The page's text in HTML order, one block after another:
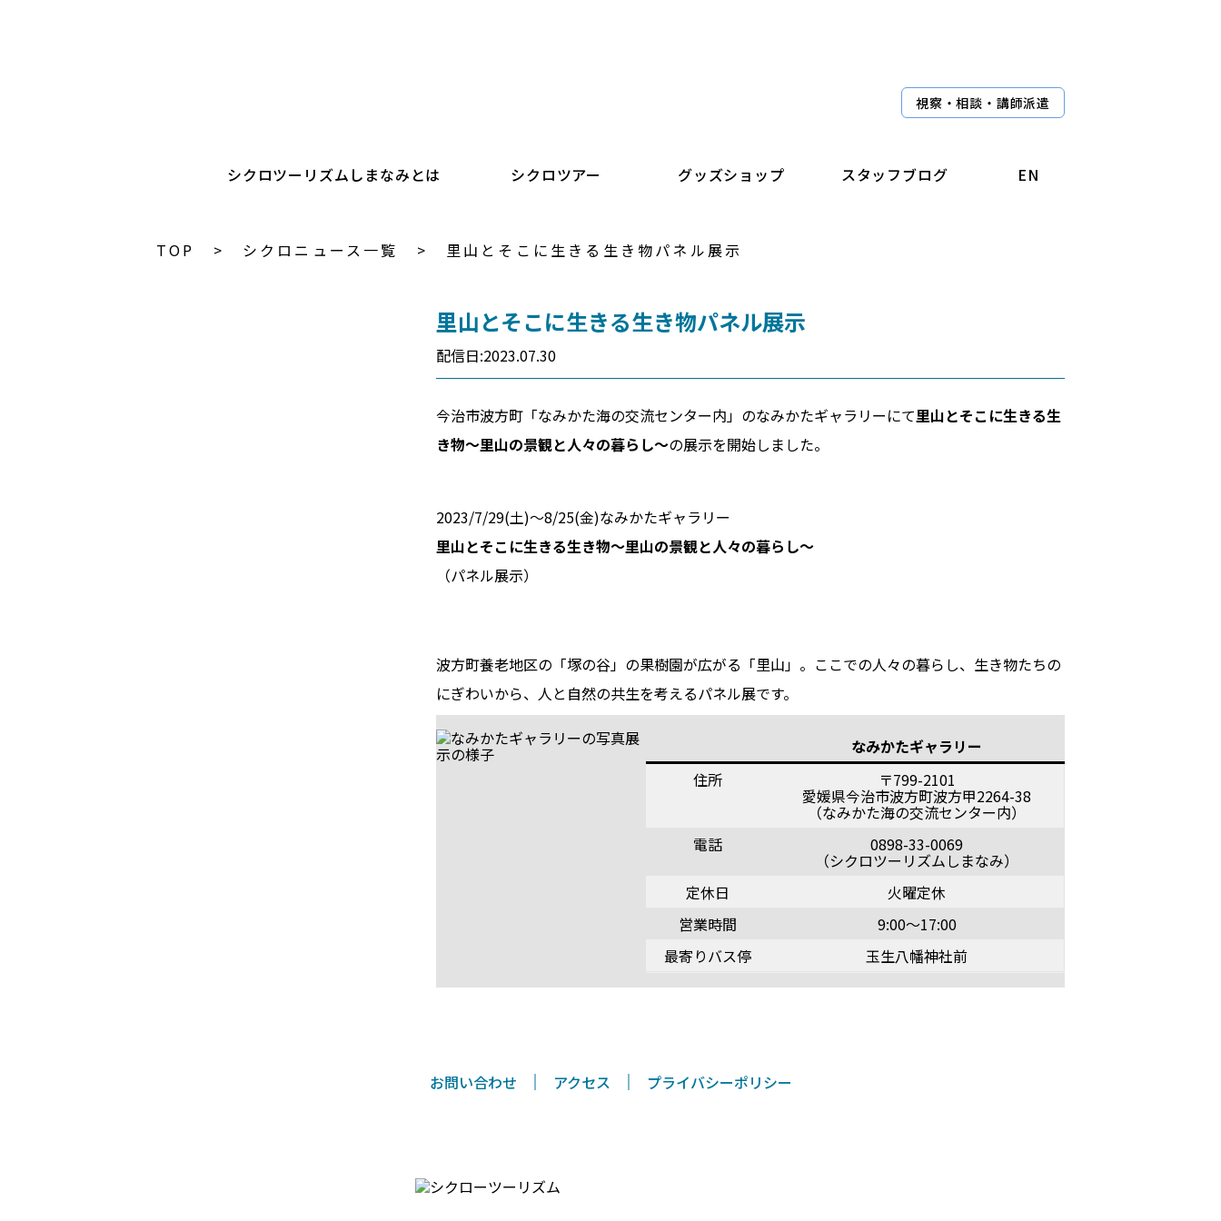
シクロツーリズムしまなみとは シクロツアー グッズショップ スタッフブログ EN
視察・相談・講師派遣
TOP シクロニュース一覧 里山とそこに生きる生き物パネル展示
CYCLO NEWS CycloTourisme Shimanami
里山とそこに生きる生き物パネル展示
配信日:2023.07.30
今治市波方町「なみかた海の交流センター内」のなみかたギャラリーにて里山とそこに生きる生
き物～里山の景観と人々の暮らし～の展示を開始しました。
2023/7/29(土)～8/25(金)なみかたギャラリー
里山とそこに生きる生き物～里山の景観と人々の暮らし～
（パネル展示）
波方町養老地区の「塚の谷」の果樹園が広がる「里山」。ここでの人々の暮らし、生き物たちの
にぎわいから、人と自然の共生を考えるパネル展です。
なみかたギャラリー
住所
〒799-2101
愛媛県今治市波方町波方甲2264-38
（なみかた海の交流センター内）
電話
0898-33-0069
（シクロツーリズムしまなみ）
定休日
火曜定休
営業時間
9:00～17:00
最寄りバス停
玉生八幡神社前
お問い合わせ アクセス プライバシーポリシー